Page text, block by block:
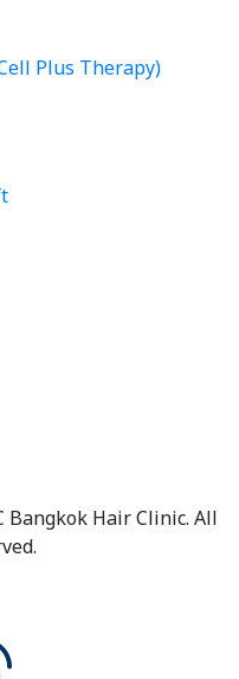
Plus Therapy)
Bangkok Hair Clinic. All